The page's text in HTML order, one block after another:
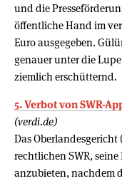
und die
öffentliche Hand im
Euro ausgegeben.
genauer unter die
ziemlich erschütternd.
5. Verbot von SWR-
(verdi.de)
Das
rechtlichen SWR,
anzubieten, nachdem